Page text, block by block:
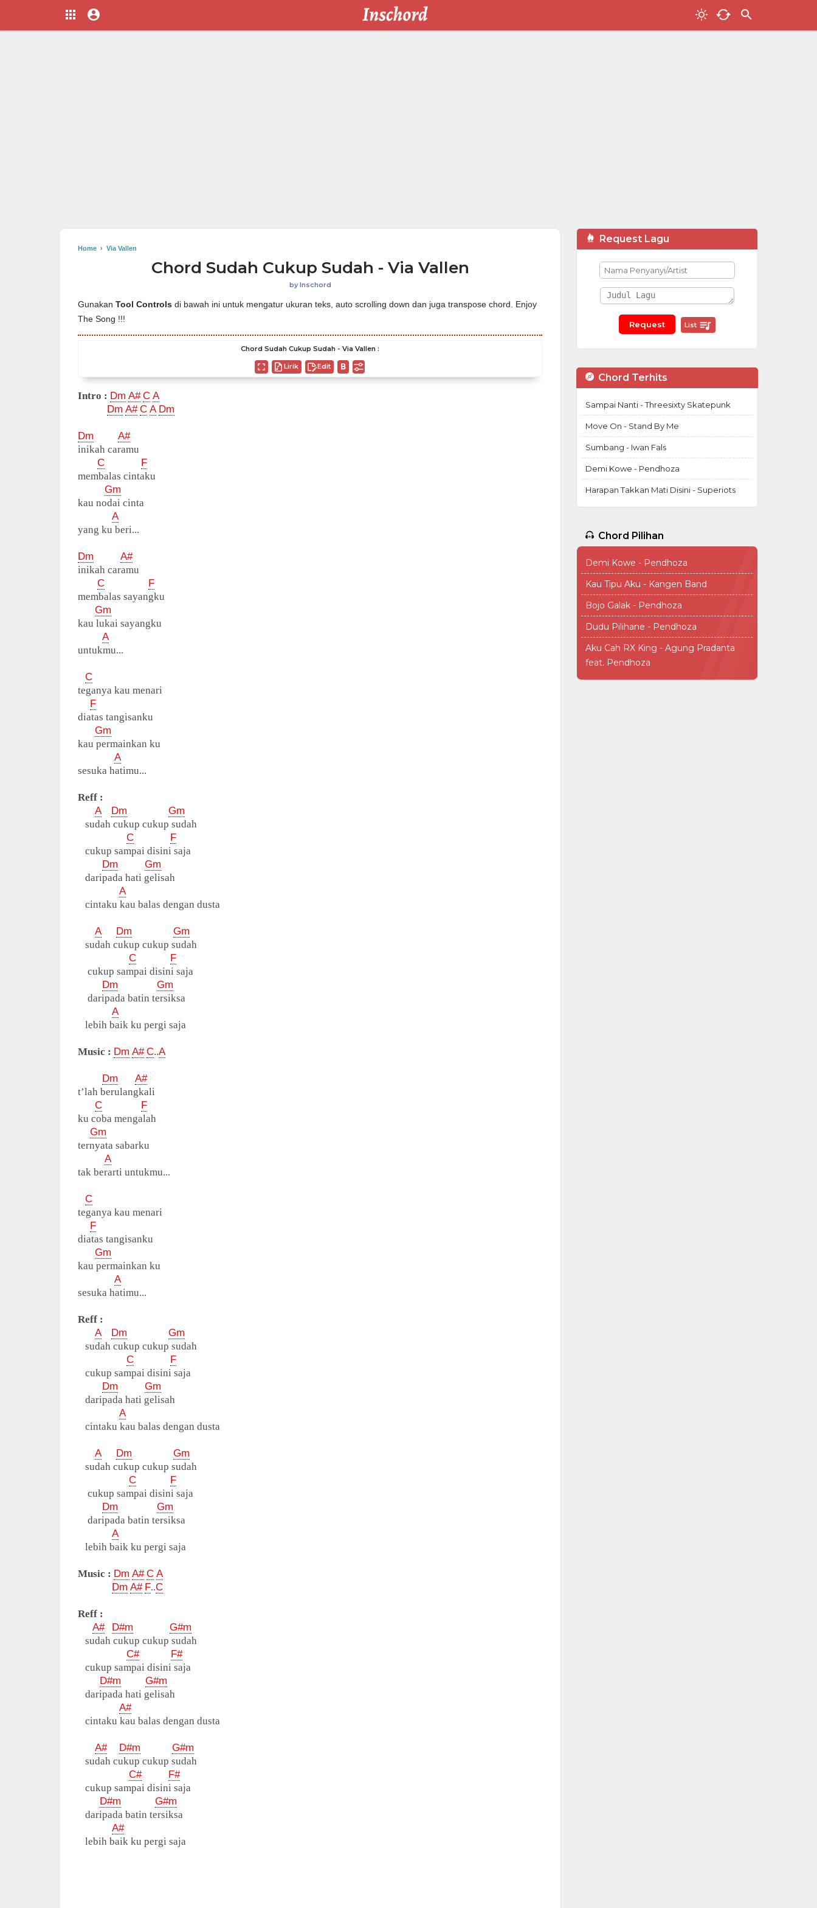
Home › Via Vallen
Chord Sudah Cukup Sudah - Via Vallen
byInschord
Gunakan Tool Controls di bawah ini untuk mengatur ukuran teks, auto scrolling down dan juga transpose chord. Enjoy
The Song !!!
Chord Sudah Cukup Sudah - Via Vallen :
Lirik Edit
Intro : Dm A# C A
Dm A# C A Dm
Dm
A#
inikah caramu
C
F
membalas cintaku
Gm
kau nodai cinta
A
yang ku beri...
Dm
A#
inikah caramu
C
F
membalas sayangku
Gm
kau lukai sayangku
A
untukmu...
C
teganya kau menari
F
diatas tangisanku
Gm
kau permainkan ku
A
sesuka hatimu...
Reff :
A
Dm
Gm
sudah cukup cukup sudah
C
F
cukup sampai disini saja
Dm
Gm
daripada hati gelisah
A
cintaku kau balas dengan dusta
A Dm
Gm
sudah cukup cukup sudah
C
F
cukup sampai disini saja
Dm
Gm
daripada batin tersiksa
A
lebih baik ku pergi saja
Music : Dm A# C..A
Dm
A#
t’lah berulangkali
C
F
ku coba mengalah
Gm
ternyata sabarku
A
tak berarti untukmu...
C
teganya kau menari
F
diatas tangisanku
Gm
kau permainkan ku
A
sesuka hatimu...
Reff :
A
Dm
Gm
sudah cukup cukup sudah
C
F
cukup sampai disini saja
Dm
Gm
daripada hati gelisah
A
cintaku kau balas dengan dusta
A Dm
Gm
sudah cukup cukup sudah
C
F
cukup sampai disini saja
Dm
Gm
daripada batin tersiksa
A
lebih baik ku pergi saja
Music : Dm A# C A
Dm A# F..C
Reff :
A#
D#m
G#m
sudah cukup cukup sudah
C#
F#
cukup sampai disini saja
D#m
G#m
daripada hati gelisah
A#
cintaku kau balas dengan dusta
A# D#m
G#m
sudah cukup cukup sudah
C#
F#
cukup sampai disini saja
D#m
G#m
daripada batin tersiksa
A#
lebih baik ku pergi saja
Request Lagu
List
Chord Terhits
Sampai Nanti - Threesixty Skatepunk
Move On - Stand By Me
Sumbang - Iwan Fals
Demi Kowe - Pendhoza
Harapan Takkan Mati Disini - Superiots
Chord Pilihan
Demi Kowe - Pendhoza
Kau Tipu Aku - Kangen Band
Bojo Galak - Pendhoza
Dudu Pilihane - Pendhoza
Aku Cah RX King - Agung Pradanta
feat. Pendhoza